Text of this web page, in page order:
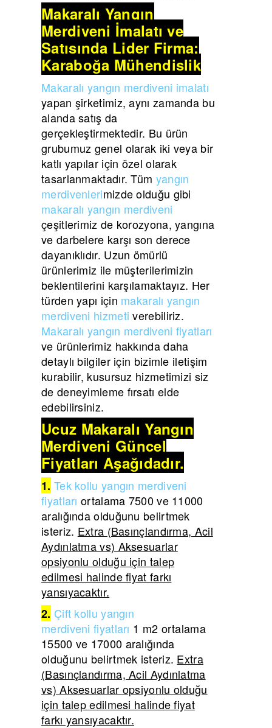
Makaralı Yangın
Merdiveni İmalatı ve
Satışında Lider Firma:
Karaboğa Mühendislik
Makaralı yangın merdiveni imalatı
yapan şirketimiz, aynı zamanda bu
alanda satış da
gerçekleştirmektedir. Bu ürün
grubumuz genel olarak iki veya bir
katlı yapılar için özel olarak
tasarlanmaktadır. Tüm yangın
merdivenlerimizde olduğu gibi
makaralı yangın merdiveni
çeşitlerimiz de korozyona, yangına
ve darbelere karşı son derece
dayanıklıdır. Uzun ömürlü
ürünlerimiz ile müşterilerimizin
beklentilerini karşılamaktayız. Her
türden yapı için makaralı yangın
merdiveni hizmeti verebiliriz.
Makaralı yangın merdiveni fiyatları
ve ürünlerimiz hakkında daha
detaylı bilgiler için bizimle iletişim
kurabilir, kusursuz hizmetimizi siz
de deneyimleme fırsatı elde
edebilirsiniz.
Ucuz Makaralı Yangın
Merdiveni Güncel
Fiyatları Aşağıdadır.
1. Tek kollu yangın merdiveni
fiyatları ortalama 7500 ve 11000
aralığında olduğunu belirtmek
isteriz. Extra (Basınçlandırma, Acil
Aydınlatma vs) Aksesuarlar
opsiyonlu olduğu için talep
edilmesi halinde fiyat farkı
yansıyacaktır.
2. Çift kollu yangın
merdivenifiyatları 1 m2 ortalama
15500 ve 17000 aralığında
olduğunu belirtmek isteriz. Extra
(Basınçlandırma, Acil Aydınlatma
vs) Aksesuarlar opsiyonlu olduğu
için talep edilmesi halinde fiyat
farkı yansıyacaktır.